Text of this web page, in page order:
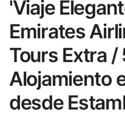
'Viaje
Emirates
Tours Extra
Alojamiento
desde